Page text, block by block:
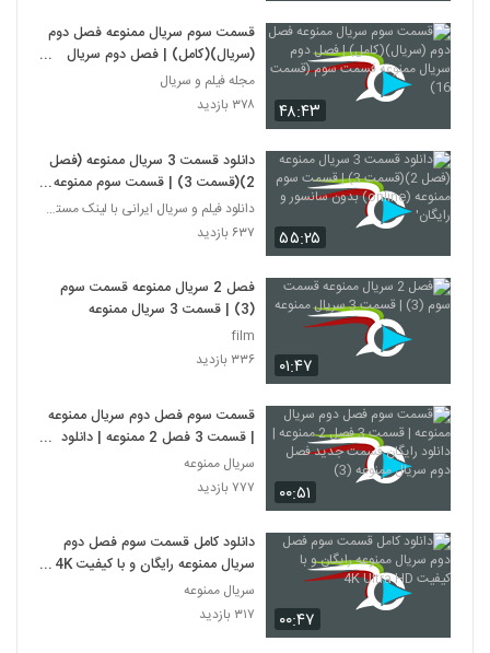
۴۸:۴۳
قسمت سوم سریال ممنوعه فصل دوم
(سریال)(کامل) | فصل دوم سریال
ممنوعه قسمت سوم (قسمت 16)
مجله فیلم و سریال
۳۷۸ بازدید
۵۵:۲۵
دانلود قسمت 3 سریال ممنوعه (فصل
2)(قسمت 3) | قسمت سوم ممنوعه
(online) بدون سانسور و رایگان'
دانلود فیلم و سریال ایرانی با لینک مستقیم
۶۳۷ بازدید
۰۱:۴۷
فصل 2 سریال ممنوعه قسمت سوم
(3) | قسمت 3 سریال ممنوعه
film
۳۳۶ بازدید
۰۰:۵۱
قسمت سوم فصل دوم سریال ممنوعه
| قسمت 3 فصل 2 ممنوعه | دانلود
رایگان قسمت جدید فصل دوم سریال
ممنوعه (3)
سریال ممنوعه
۷۷۷ بازدید
۰۰:۴۷
دانلود کامل قسمت سوم فصل دوم
سریال ممنوعه رایگان و با کیفیت 4K
Ultra HD
سریال ممنوعه
۳۱۷ بازدید